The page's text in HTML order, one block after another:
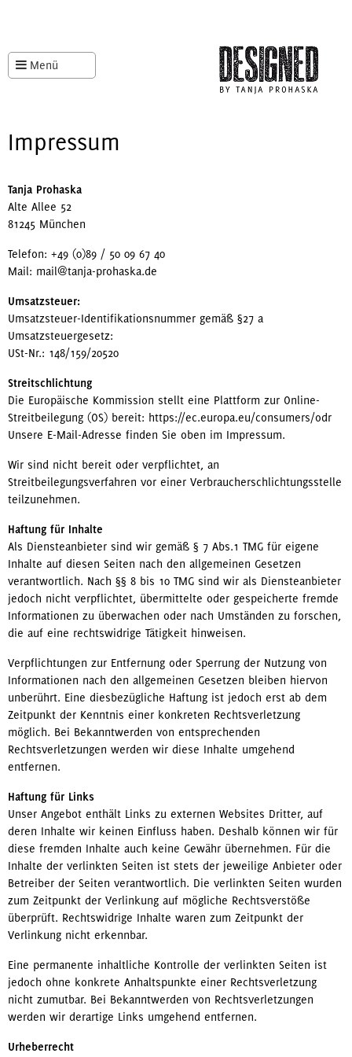
Menü
Impressum
Tanja Prohaska
Alte Allee 52
81245 München
Telefon: +49 (0)89 / 50 09 67 40
Mail: mail@tanja-prohaska.de
Umsatzsteuer:
Umsatzsteuer-Identifikationsnummer gemäß §27 a
Umsatzsteuergesetz:
USt-Nr.: 148/159/20520
Streitschlichtung
Die Europäische Kommission stellt eine Plattform zur Online-
Streitbeilegung (OS) bereit: https://ec.europa.eu/consumers/odr
Unsere E-Mail-Adresse finden Sie oben im Impressum.
Wir sind nicht bereit oder verpflichtet, an
Streitbeilegungsverfahren vor einer Verbraucherschlichtungsstelle
teilzunehmen.
Haftung für Inhalte
Als Diensteanbieter sind wir gemäß § 7 Abs.1 TMG für eigene
Inhalte auf diesen Seiten nach den allgemeinen Gesetzen
verantwortlich. Nach §§ 8 bis 10 TMG sind wir als Diensteanbieter
jedoch nicht verpflichtet, übermittelte oder gespeicherte fremde
Informationen zu überwachen oder nach Umständen zu forschen,
die auf eine rechtswidrige Tätigkeit hinweisen.
Verpflichtungen zur Entfernung oder Sperrung der Nutzung von
Informationen nach den allgemeinen Gesetzen bleiben hiervon
unberührt. Eine diesbezügliche Haftung ist jedoch erst ab dem
Zeitpunkt der Kenntnis einer konkreten Rechtsverletzung
möglich. Bei Bekanntwerden von entsprechenden
Rechtsverletzungen werden wir diese Inhalte umgehend
entfernen.
Haftung für Links
Unser Angebot enthält Links zu externen Websites Dritter, auf
deren Inhalte wir keinen Einfluss haben. Deshalb können wir für
diese fremden Inhalte auch keine Gewähr übernehmen. Für die
Inhalte der verlinkten Seiten ist stets der jeweilige Anbieter oder
Betreiber der Seiten verantwortlich. Die verlinkten Seiten wurden
zum Zeitpunkt der Verlinkung auf mögliche Rechtsverstöße
überprüft. Rechtswidrige Inhalte waren zum Zeitpunkt der
Verlinkung nicht erkennbar.
Eine permanente inhaltliche Kontrolle der verlinkten Seiten ist
jedoch ohne konkrete Anhaltspunkte einer Rechtsverletzung
nicht zumutbar. Bei Bekanntwerden von Rechtsverletzungen
werden wir derartige Links umgehend entfernen.
Urheberrecht